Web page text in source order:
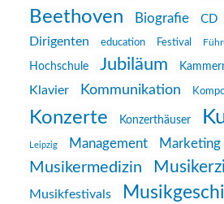
Beethoven Biografie CD
Dirigenten education Festival
Hochschule Jubiläum
Klavier
Kommunikation
Konzerte Konzerthäuser
Leipzig Management Marketing
Musikermedizin
Musikfestivals